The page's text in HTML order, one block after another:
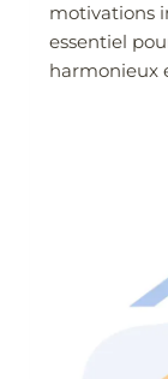
motivations
essentiel
harmonieux